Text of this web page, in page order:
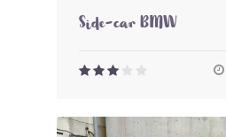
Side-car BMW